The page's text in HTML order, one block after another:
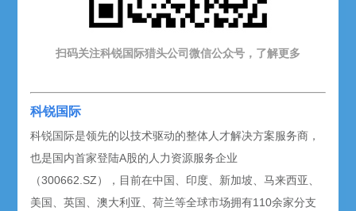
扫码关注科锐国际猎头公司微信公众号，了解更多
科锐国际
科锐国际是领先的以技术驱动的整体人才解决方案服务商，
也是国内首家登陆A股的人力资源服务企业
（300662.SZ），目前在中国、印度、新加坡、马来西亚、
美国、英国、澳大利亚、荷兰等全球市场拥有110余家分支